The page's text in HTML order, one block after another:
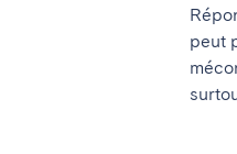
peut